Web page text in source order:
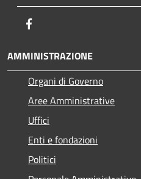
AMMINISTRAZIONE
Organi di Governo
Aree Amministrative
Uffici
Enti e fondazioni
Politici